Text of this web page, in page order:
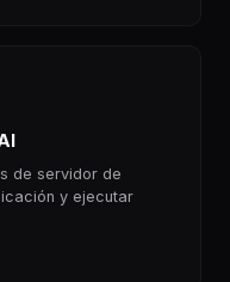
de servidor de
y ejecutar